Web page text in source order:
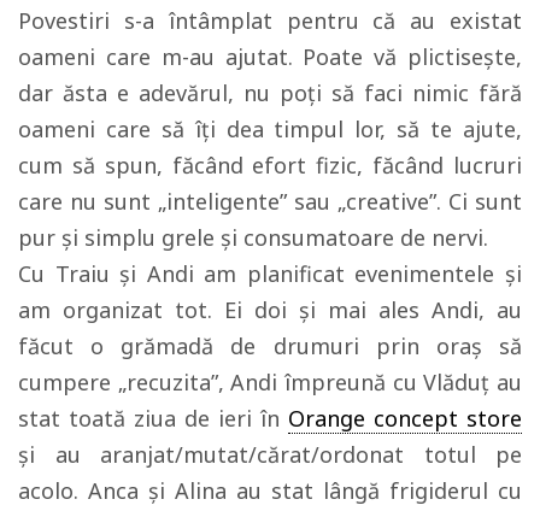
Povestiri s-a întâmplat pentru că au existat
oameni care m-au ajutat. Poate vă plictisește,
dar ăsta e adevărul, nu poți să faci nimic fără
oameni care să îți dea timpul lor, să te ajute,
cum să spun, făcând efort fizic, făcând lucruri
care nu sunt „inteligente” sau „creative”. Ci sunt
pur și simplu grele și consumatoare de nervi.
Cu Traiu și Andi am planificat evenimentele și
am organizat tot. Ei doi și mai ales Andi, au
făcut o grămadă de drumuri prin oraș să
cumpere „recuzita”, Andi împreună cu Vlăduț au
stat toată ziua de ieri în Orange concept store
și au aranjat/mutat/cărat/ordonat totul pe
acolo. Anca și Alina au stat lângă frigiderul cu